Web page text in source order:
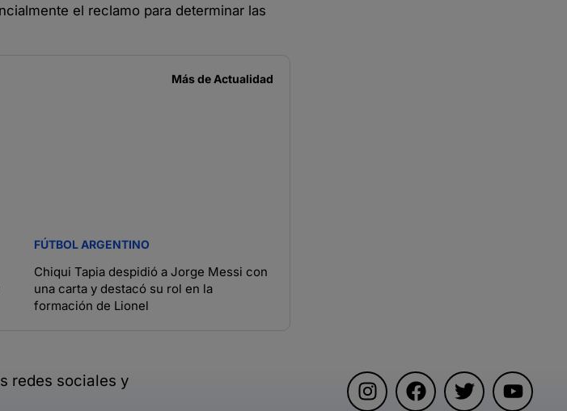
el reclamo para determinar las
Más de Actualidad
FÚTBOL ARGENTINO
Chiqui Tapia despidió a Jorge Messi con
una carta y destacó su rol en la
formación de Lionel
redes sociales y